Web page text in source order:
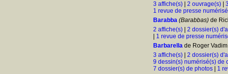
3 affiche(s)
2 ouvrage(s)
1 revue de presse
Barabba (Barabbas) de
2 affiche(s)
2 dossier(s)
1 revue de presse
Barbarella de Roger
3 affiche(s)
2 dossier(s)
9 dessin(s) numérisé(s) de
7 dossier(s) de photos
1